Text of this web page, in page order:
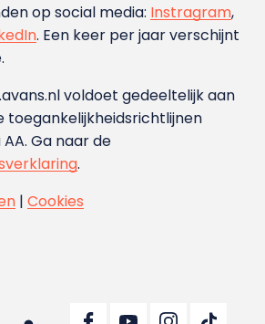
op social media: Instragram,
. Een keer per jaar verschijnt
voldoet gedeeltelijk aan
toegankelijkheidsrichtlijnen
AA. Ga naar de
.
| Cookies